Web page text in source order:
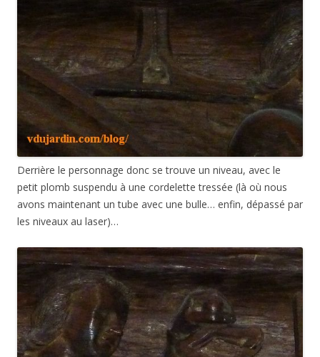
Derrière le personnage donc se trouve un niveau, avec le
petit plomb suspendu à une cordelette tressée (là où nous
avons maintenant un tube avec une bulle… enfin, dépassé par
les niveaux au laser)…